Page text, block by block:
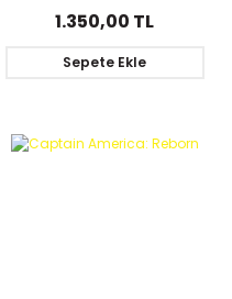
1.350,00 TL
Sepete Ekle